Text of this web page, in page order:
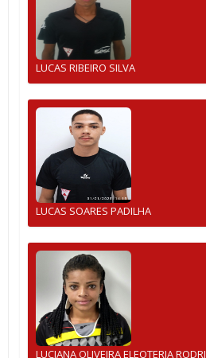
LUCAS RIBEIRO SILVA
LUCAS SOARES PADILHA
LUCIANA OLIVEIRA ELEOTERIA